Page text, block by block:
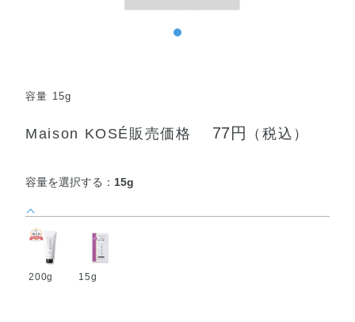
容量 15g
Maison KOSÉ販売価格 77円 （税込）
容量を選択する： 15g
200g 15g